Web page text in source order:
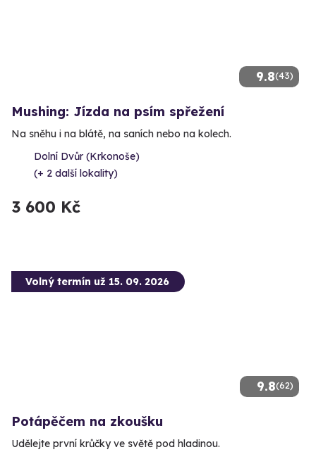
9.8(43)
Mushing: Jízda na psím spřežení
Na sněhu i na blátě, na saních nebo na kolech.
Dolní Dvůr (Krkonoše)
(+ 2 další lokality)
3 600 Kč
9.8(62)
Volný termín už 15. 09. 2026
Potápěčem na zkoušku
Udělejte první krůčky ve světě pod hladinou.